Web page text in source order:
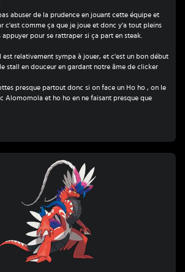
abuser de la prudence en jouant cette équipe et
c'est comme ça que je joue et donc y'a tout pleins
pour se rattraper si ça part en steak.
est relativement sympa à jouer, et c'est un bon début
stall en douceur en gardant notre âme de clicker
presque partout donc si on face un Ho ho , on le
Alomomola et ho ho en ne faisant presque que